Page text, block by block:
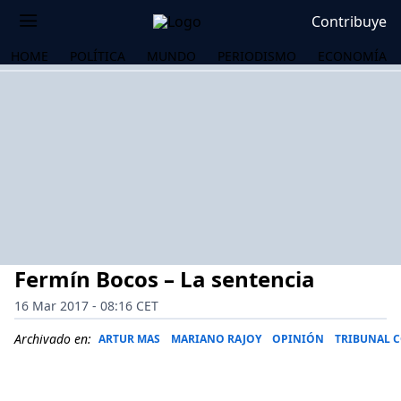
Contribuye
HOME POLÍTICA MUNDO PERIODISMO ECONOMÍA
Fermín Bocos – La sentencia
16 Mar 2017 - 08:16 CET
Archivado en: ARTUR MAS MARIANO RAJOY OPINIÓN TRIBUNAL